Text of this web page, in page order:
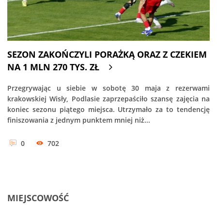
SEZON ZAKOŃCZYLI PORAŻKĄ ORAZ Z CZEKIEM
NA 1 MLN 270 TYS. ZŁ
Przegrywając u siebie w sobotę 30 maja z rezerwami
krakowskiej Wisły, Podlasie zaprzepaściło szansę zajęcia na
koniec sezonu piątego miejsca. Utrzymało za to tendencję
finiszowania z jednym punktem mniej niż...
0 702
MIEJSCOWOŚĆ